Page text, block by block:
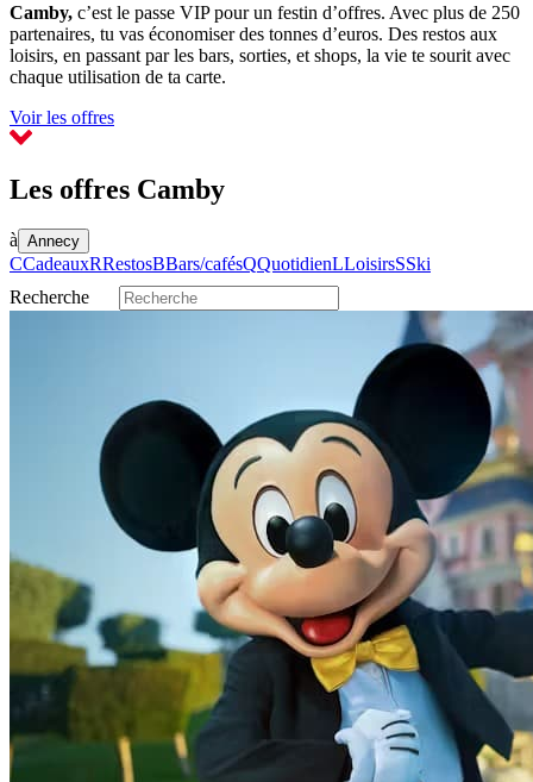
Camby, c’est le passe VIP pour un festin d’offres. Avec plus de 250
partenaires, tu vas économiser des tonnes d’euros. Des restos aux
loisirs, en passant par les bars, sorties, et shops, la vie te sourit avec
chaque utilisation de ta carte.
Voir les offres
Les offres Camby
à Annecy
CCadeauxRRestosBBars/cafésQQuotidienLLoisirsSSki
Recherche